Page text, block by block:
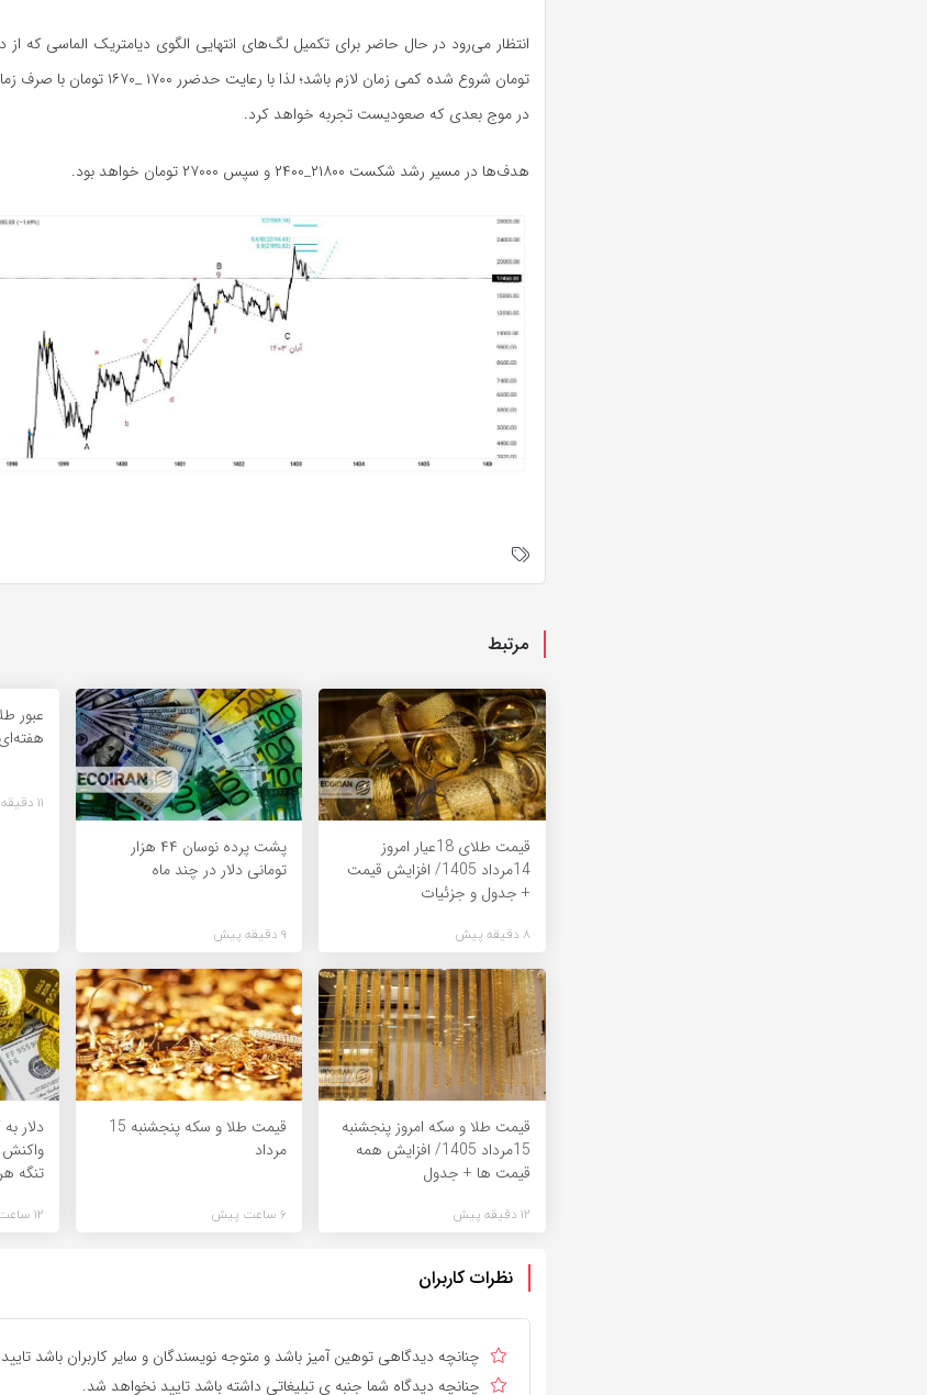
تومان شروع شده کمی زمان لازم باشد؛ لذا
در موج بعدی که صعودیست تجربه خواهد کرد.
هدف‌ها در مسیر رشد شکست ۲۱۸۰۰_۲۴۰۰ و سپس ۲۷۰۰۰ تومان خواهد بود.
مرتبط
قیمت طلای 18عیار امروز
14مرداد 1405/ افزایش قیمت
+ جدول و جزئیات
8 دقیقه پیش
پشت پرده نوسان ۴۴ هزار
تومانی دلار در چند ماه
9 دقیقه پیش
عبور
هفته‌ای
11 دقیقه پیش
قیمت طلا و سکه امروز پنجشنبه
15مرداد 1405/ افزایش همه
قیمت ها + جدول
12 دقیقه پیش
قیمت طلا و سکه پنجشنبه 15
مرداد
6 ساعت پیش
دلار
واکنش
تنگه
12 ساعت پیش
نظرات کاربران
چنانچه دیدگاهی توهین آمیز باشد و متوجه نویسندگان و سایر کاربران باشد
چنانچه دیدگاه شما جنبه ی تبلیغاتی داشته باشد تایید نخواهد شد.